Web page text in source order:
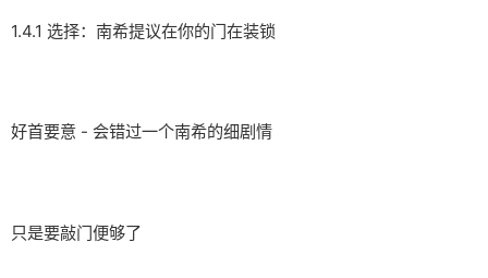
1.4.1 选择：南希提议在你的门在装锁
好首要意 - 会错过一个南希的细剧情
只是要敲门便够了